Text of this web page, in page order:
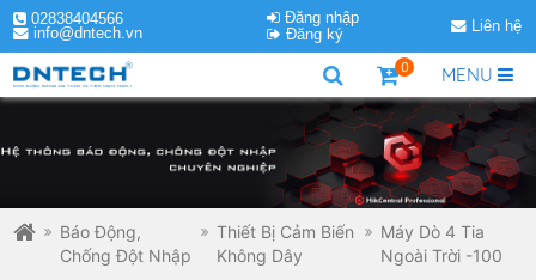
02838404566
info@dntech.vn
Đăng nhập
Đăng ký
Liên hệ
MENU
0
Báo Động,
Chống Đột Nhập
Thiết Bị Cảm Biến
Không Dây
Máy Dò 4 Tia
Ngoài Trời -100